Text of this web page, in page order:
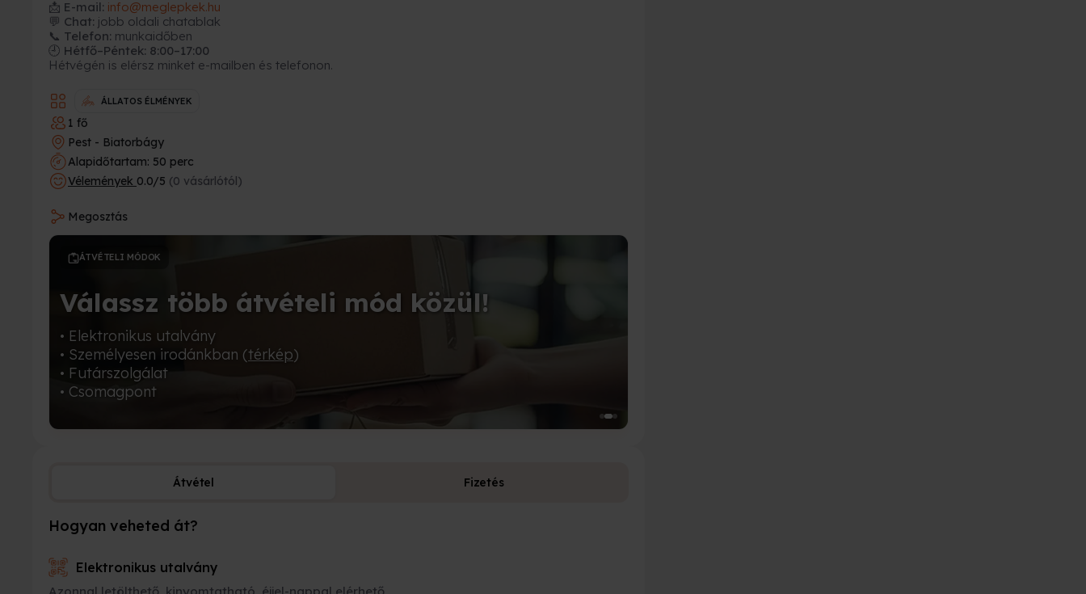
📩 E-mail: info@meglepkek.hu
💬 Chat: jobb oldali chatablak
📞 Telefon: munkaidőben
🕘 Hétfő–Péntek: 8:00–17:00
Hétvégén is elérsz minket e-mailben és telefonon.
ÁLLATOS ÉLMÉNYEK
1 fő
Pest - Biatorbágy
Alapidőtartam: 50 perc
Vélemények 0.0/5 (0 vásárlótól)
Megosztás
ÁTVÉTELI MÓDOK
Válassz több átvételi mód közül!
• Elektronikus utalvány
• Személyesen irodánkban (térkép)
• Futárszolgálat
• Csomagpont
Átvétel Fizetés
Hogyan veheted át?
Elektronikus utalvány